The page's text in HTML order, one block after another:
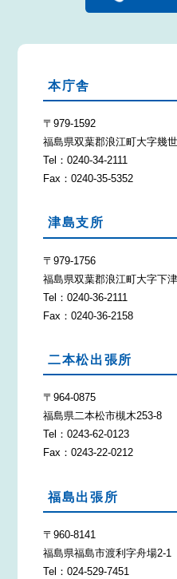
本庁舎
〒979-1592
福島県双葉郡浪江町大字幾
Tel：0240-34-2111
Fax：0240-35-5352
津島支所
〒979-1756
福島県双葉郡浪江町大字下
Tel：0240-36-2111
Fax：0240-36-2158
二本松出張所
〒964-0875
福島県二本松市槻木253-8
Tel：0243-62-0123
Fax：0243-22-0212
福島出張所
〒960-8141
福島県福島市渡利字舟場2-1
Tel：024-529-7451